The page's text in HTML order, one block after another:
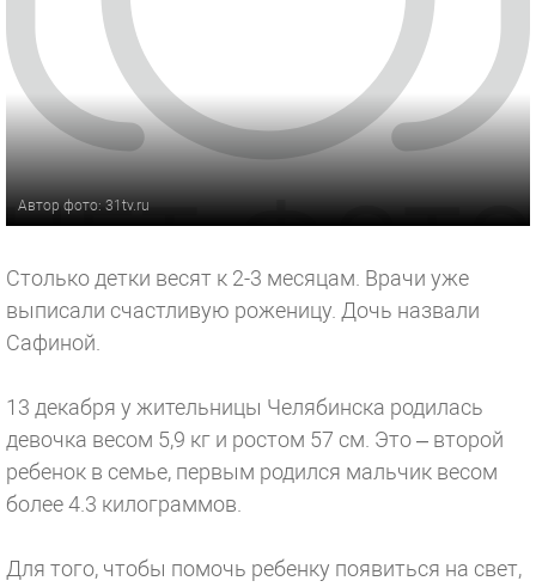
Автор фото: 31tv.ru
Столько детки весят к 2-3 месяцам. Врачи уже
выписали счастливую роженицу. Дочь назвали
Сафиной.
13 декабря у жительницы Челябинска родилась
девочка весом 5,9 кг и ростом 57 см. Это – второй
ребенок в семье, первым родился мальчик весом
более 4.3 килограммов.
Для того, чтобы помочь ребенку появиться на свет,